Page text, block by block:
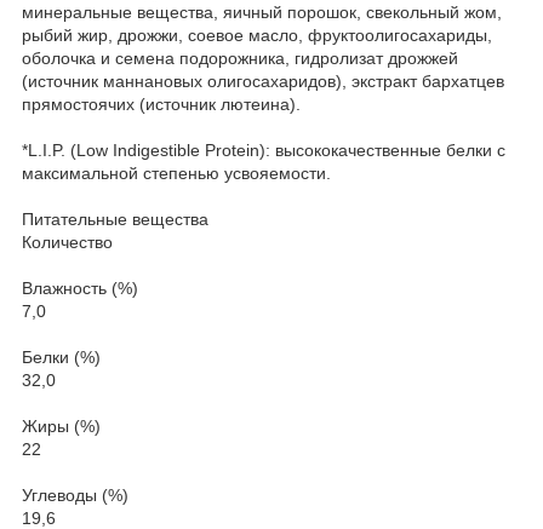
минеральные вещества, яичный порошок, свекольный жом,
рыбий жир, дрожжи, соевое масло, фруктоолигосахариды,
оболочка и семена подорожника, гидролизат дрожжей
(источник мaннановых олигосахаридов), экстракт бархатцев
прямостоячих (источник лютеина).
*L.I.P. (Low Indigestible Protein): высококачественные белки с
максимальной степенью усвояемости.
Питательные вещества
Количество
Влажность (%)
7,0
Белки (%)
32,0
Жиры (%)
22
Углеводы (%)
19,6